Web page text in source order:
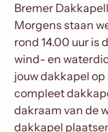
Bremer
Morgens staan
rond 14.00 uur is
wind- en
jouw dakkapel
compleet
dakraam van de
dakkapel